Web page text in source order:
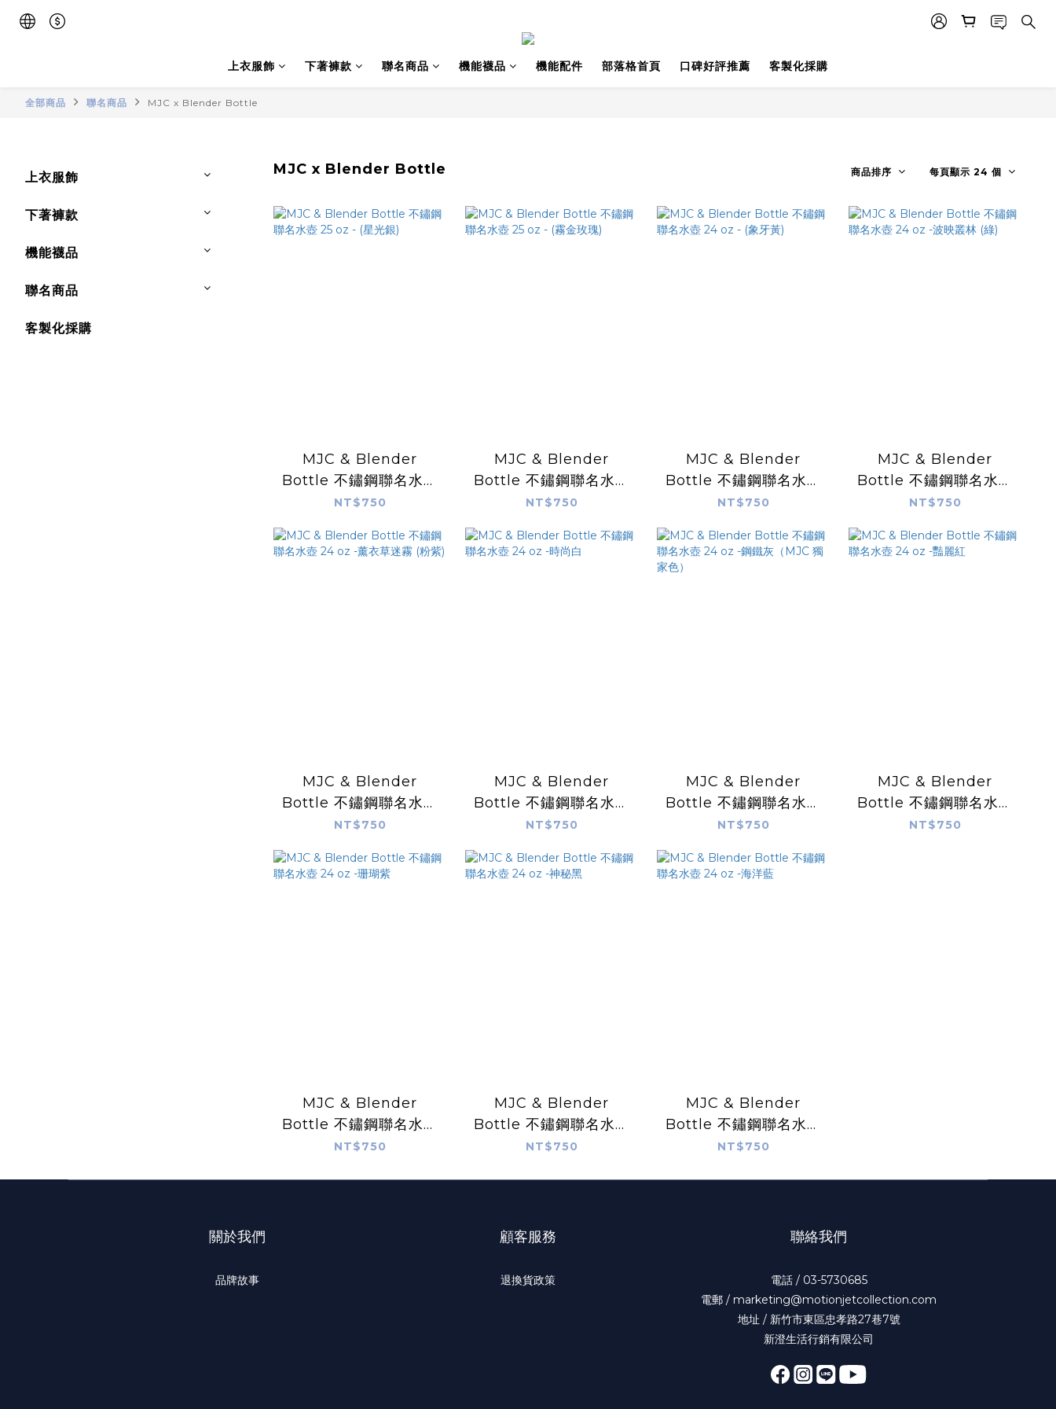
上衣服飾 下著褲款 聯名商品 機能襪品 機能配件 部落格首頁 口碑好評推薦 客製化採購
全部商品 聯名商品 MJC x Blender Bottle
上衣服飾
下著褲款
機能襪品
聯名商品
客製化採購
MJC x Blender Bottle 商品排序 每頁顯示 24 個
MJC & Blender
Bottle 不鏽鋼聯名水壺
25 oz - (星光銀)
NT$750
MJC & Blender
Bottle 不鏽鋼聯名水壺
25 oz - (霧金玫瑰)
NT$750
MJC & Blender
Bottle 不鏽鋼聯名水壺
24 oz - (象牙黃)
NT$750
MJC & Blender
Bottle 不鏽鋼聯名水壺
24 oz -波映叢林 (綠)
NT$750
MJC & Blender
Bottle 不鏽鋼聯名水壺
24 oz -薰衣草迷霧 (粉
NT$750
MJC & Blender
Bottle 不鏽鋼聯名水壺
24 oz -時尚白
NT$750
MJC & Blender
Bottle 不鏽鋼聯名水壺
NT$750
MJC & Blender
Bottle 不鏽鋼聯名水壺
24 oz -豔麗紅
NT$750
MJC & Blender
Bottle 不鏽鋼聯名水壺
24 oz -珊瑚紫
NT$750
MJC & Blender
Bottle 不鏽鋼聯名水壺
24 oz -神秘黑
NT$750
MJC & Blender
Bottle 不鏽鋼聯名水壺
24 oz -海洋藍
NT$750
關於我們
品牌故事
顧客服務
退換貨政策
聯絡我們
電話 / 03-5730685
電郵 / marketing@motionjetcollection.com
地址 / 新竹市東區忠孝路27巷7號
新澄生活行銷有限公司